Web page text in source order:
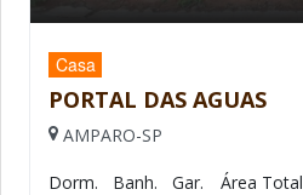
Casa
PORTAL DAS AGUAS
AMPARO-SP
Dorm.
Banh.
Gar.
Área Total